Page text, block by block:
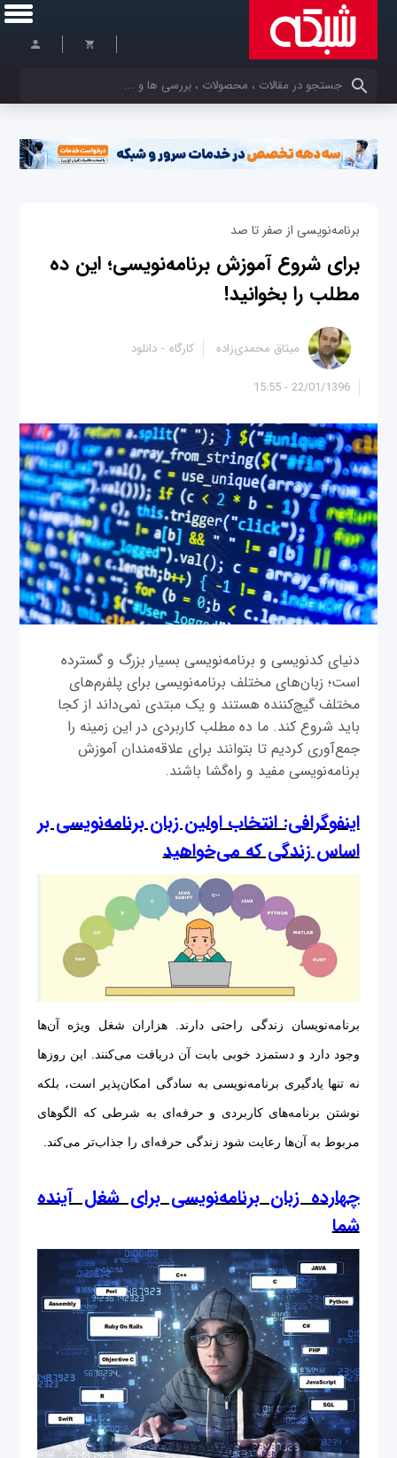
کلمات کلیدی خود را وارد کنید
برنامه‌نویسی از صفر تا صد
برای شروع آموزش برنامه‌نویسی؛ این ده
مطلب را بخوانید!
22/01/1396 - 15:55
میثاق محمدی‌زاده کارگاه دانلود
دنیای کدنویسی و برنامه‌نویسی بسیار بزرگ و گسترده
است؛ زبان‌های مختلف برنامه‌نویسی برای پلفرم‌های
مختلف گیچ‌کننده هستند و یک مبتدی نمی‌داند از کجا
باید شروع کند. ما ده مطلب کاربردی در این زمینه را
جمع‌آوری کردیم تا بتوانند برای علاقه‌مندان آموزش
برنامه‌نویسی مفید و راه‌گشا باشند.
اینفوگرافی: انتخاب اولین زبان برنامه‌نویسی بر
اساس زندگی که می‌خواهید
برنامه‌نویسان زندگی راحتی دارند. هزاران شغل ویژه آن‌ها
وجود دارد و دستمزد خوبی بابت آن دریافت می‌کنند. این روزها
نه تنها یادگیری‌ برنامه‌نویسی به سادگی امکان‌پذیر است، بلکه
نوشتن برنامه‌های کاربردی و حرفه‌ای به شرطی که الگوهای
مربوط به آن‌ها رعایت شود زندگی حرفه‌ای را جذاب‌تر می‌کند.
چهارده زبان برنامه‌نویسی برای شغل آینده
شما